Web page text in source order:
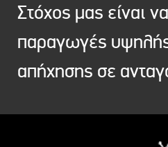
Στόχος μας είναι
παραγωγές υψηλής
απήχησης σε